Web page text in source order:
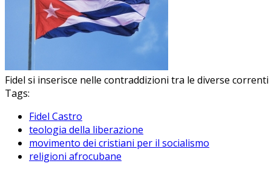
Fidel si inserisce nelle contraddizioni tra le diverse
Tags:
Fidel Castro
teologia della liberazione
movimento dei cristiani per il socialismo
religioni afrocubane